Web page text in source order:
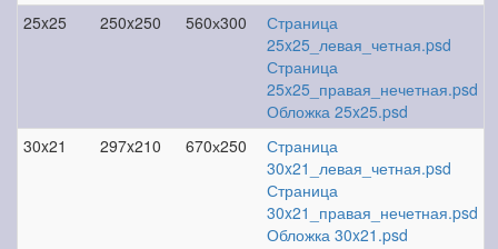
25x25
250x250 560х300
Страница
25x25_левая_четная.psd
Страница
25x25_правая_нечетная.psd
Обложка 25x25.psd
30x21
297x210 670х250
Страница
30x21_левая_четная.psd
Страница
30x21_правая_нечетная.psd
Обложка 30x21.psd